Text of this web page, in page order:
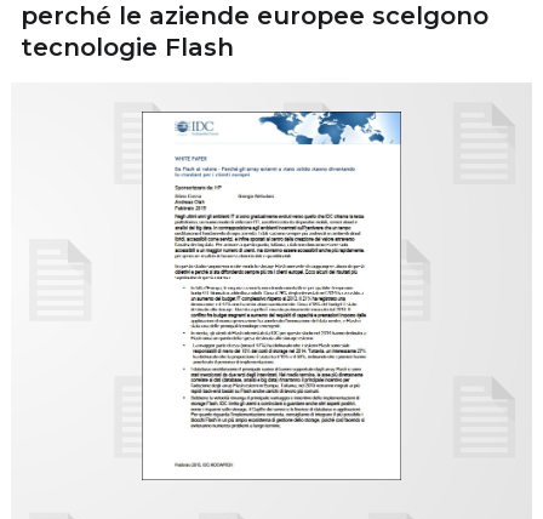
perché le aziende europee scelgono
tecnologie Flash